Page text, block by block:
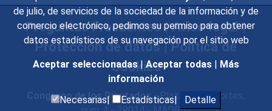
de julio, de servicios de la sociedad de la información y de
comercio electrónico, pedimos su permiso para obtener
datos estadísticos de su navegación por el sitio web
Aceptar seleccionadas | Aceptar todas | Más
información
Necesarias|
Estadísticas| Detalle
Preguntas Frecuentes|Aviso legal|
Protección de datos|Política de
Cookies
Congreso de los Diputados- Plaza de las Cortes,